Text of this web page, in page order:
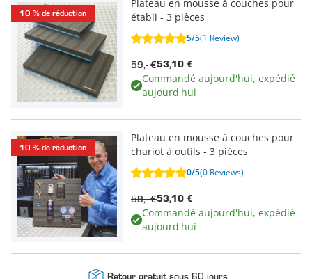
10 % de réduction
Plateau en mousse à couches pour
établi - 3 pièces
5/5(1 Review)
53,10 €
59,- €
Commandé aujourd'hui, expédié
aujourd'hui
10 % de réduction
Plateau en mousse à couches pour
chariot à outils - 3 pièces
0/5(0 Reviews)
53,10 €
59,- €
Commandé aujourd'hui, expédié
aujourd'hui
Retour gratuitsous 60 jours